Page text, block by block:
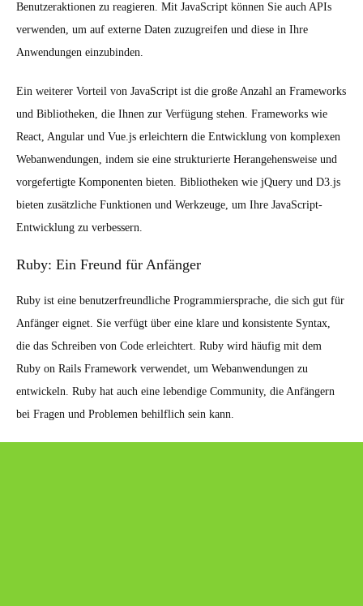
Benutzeraktionen zu reagieren. Mit JavaScript können Sie auch APIs
verwenden, um auf externe Daten zuzugreifen und diese in Ihre
Anwendungen einzubinden.
Ein weiterer Vorteil von JavaScript ist die große Anzahl an Frameworks
und Bibliotheken, die Ihnen zur Verfügung stehen. Frameworks wie
React, Angular und Vue.js erleichtern die Entwicklung von komplexen
Webanwendungen, indem sie eine strukturierte Herangehensweise und
vorgefertigte Komponenten bieten. Bibliotheken wie jQuery und D3.js
bieten zusätzliche Funktionen und Werkzeuge, um Ihre JavaScript-
Entwicklung zu verbessern.
Ruby: Ein Freund für Anfänger
Ruby ist eine benutzerfreundliche Programmiersprache, die sich gut für
Anfänger eignet. Sie verfügt über eine klare und konsistente Syntax,
die das Schreiben von Code erleichtert. Ruby wird häufig mit dem
Ruby on Rails Framework verwendet, um Webanwendungen zu
entwickeln. Ruby hat auch eine lebendige Community, die Anfängern
bei Fragen und Problemen behilflich sein kann.